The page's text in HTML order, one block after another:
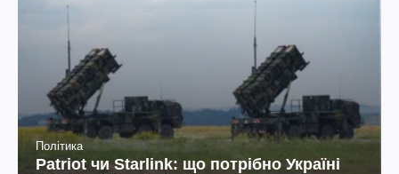
Політика
Patriot чи Starlink: що потрібно Україні